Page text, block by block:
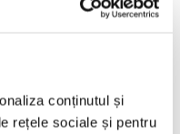
conținutul și
rețele sociale și pentru